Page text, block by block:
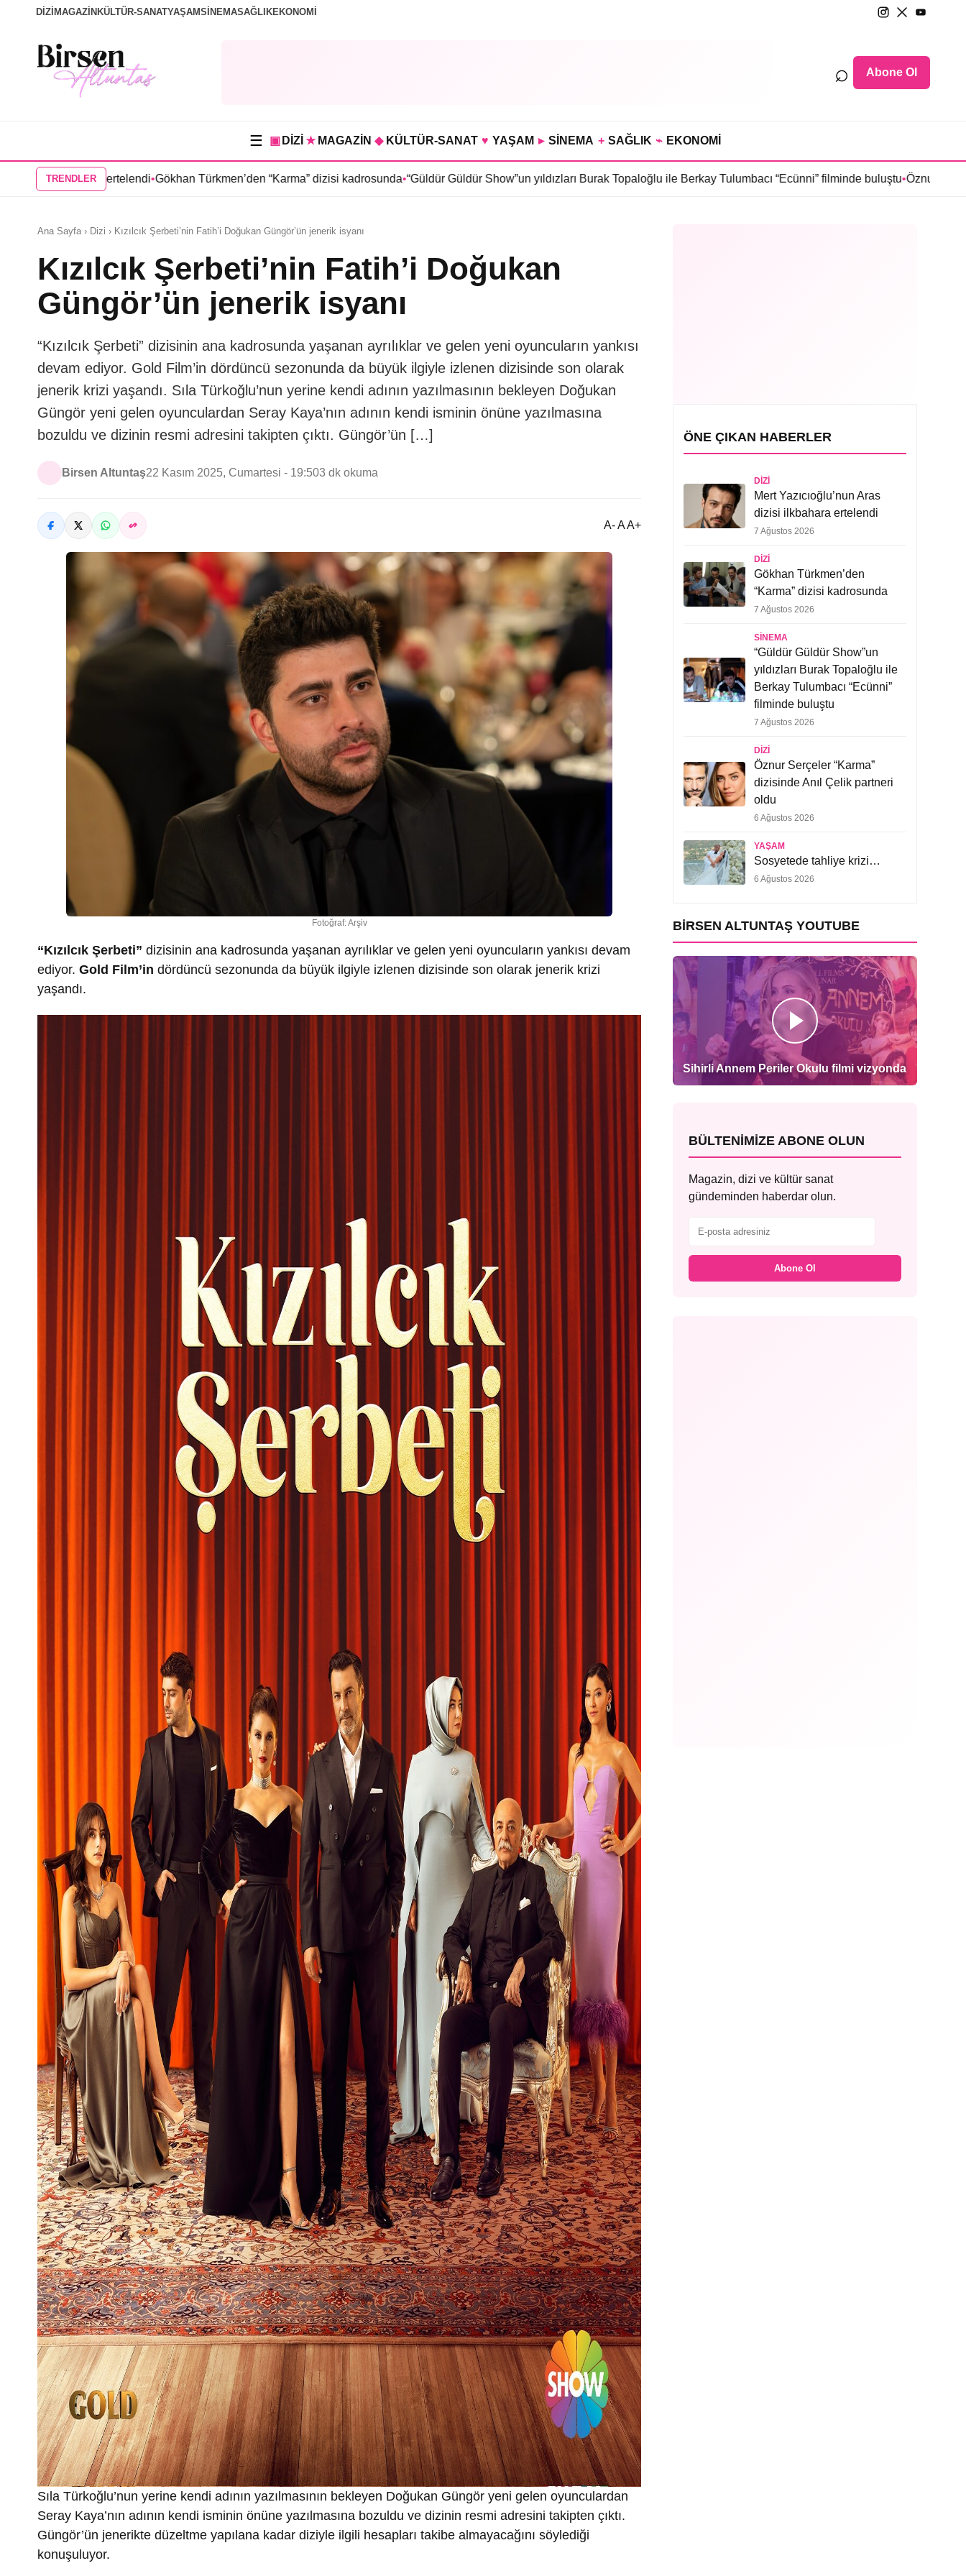
DİZİ MAGAZİN KÜLTÜR-SANATYAŞAMSİNEMASAĞLIKEKONOMİ
⌕ Abone Ol
☰ ▣ DİZİ ★ MAGAZİN ◆ KÜLTÜR-SANAT ♥ YAŞAM ▸ SİNEMA + SAĞLIK ⌁ EKONOMİ
TRENDLER
ertelendi•Gökhan Türkmen’den “Karma” dizisi kadrosunda•“Güldür Güldür Show”un yıldızları Burak Topaloğlu ile Berkay Tulumbacı “Ecünni” filminde buluştu•Öznur Serçeler “Karma”
Ana Sayfa › Dizi › Kızılcık Şerbeti’nin Fatih’i Doğukan Güngör’ün jenerik isyanı
Kızılcık Şerbeti’nin Fatih’i Doğukan
Güngör’ün jenerik isyanı
“Kızılcık Şerbeti” dizisinin ana kadrosunda yaşanan ayrılıklar ve gelen yeni oyuncuların yankısı
devam ediyor. Gold Film’in dördüncü sezonunda da büyük ilgiyle izlenen dizisinde son olarak
jenerik krizi yaşandı. Sıla Türkoğlu’nun yerine kendi adının yazılmasının bekleyen Doğukan
Güngör yeni gelen oyunculardan Seray Kaya’nın adının kendi isminin önüne yazılmasına
bozuldu ve dizinin resmi adresini takipten çıktı. Güngör’ün […]
Birsen Altuntaş22 Kasım 2025, Cumartesi - 19:503 dk okuma
A- A A+
Fotoğraf: Arşiv
“Kızılcık Şerbeti” dizisinin ana kadrosunda yaşanan ayrılıklar ve gelen yeni oyuncuların yankısı devam
ediyor. Gold Film’in dördüncü sezonunda da büyük ilgiyle izlenen dizisinde son olarak jenerik krizi
yaşandı.
Sıla Türkoğlu’nun yerine kendi adının yazılmasının bekleyen Doğukan Güngör yeni gelen oyunculardan
Seray Kaya’nın adının kendi isminin önüne yazılmasına bozuldu ve dizinin resmi adresini takipten çıktı.
Güngör’ün jenerikte düzeltme yapılana kadar diziyle ilgili hesapları takibe almayacağını söylediği
konuşuluyor.
ÖNE ÇIKAN HABERLER
DIZI
Mert Yazıcıoğlu’nun Aras
dizisi ilkbahara ertelendi
7 Ağustos 2026
DIZI
Gökhan Türkmen’den
“Karma” dizisi kadrosunda
7 Ağustos 2026
SINEMA
“Güldür Güldür Show”un
yıldızları Burak Topaloğlu ile
Berkay Tulumbacı “Ecünni”
filminde buluştu
7 Ağustos 2026
DIZI
Öznur Serçeler “Karma”
dizisinde Anıl Çelik partneri
oldu
6 Ağustos 2026
YAŞAM
Sosyetede tahliye krizi…
6 Ağustos 2026
BIRSEN ALTUNTAŞ YOUTUBE
Sihirli Annem Periler Okulu filmi vizyonda
BÜLTENIMIZE ABONE OLUN
Magazin, dizi ve kültür sanat
gündeminden haberdar olun.
Abone Ol